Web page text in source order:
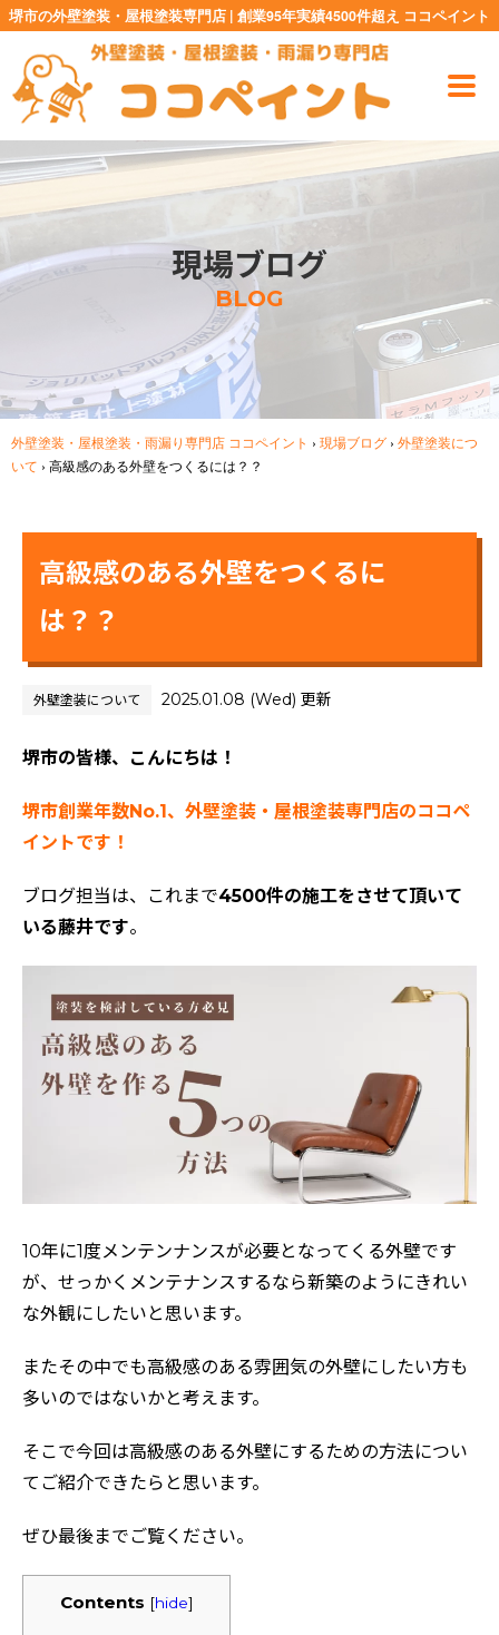
堺市の外壁塗装・屋根塗装専門店 | 創業95年実績4500件超え ココペイント
現場ブログ
BLOG
外壁塗装・屋根塗装・雨漏り専門店 ココペイント › 現場ブログ › 外壁塗装につ
いて › 高級感のある外壁をつくるには？？
高級感のある外壁をつくるに
は？？
外壁塗装について 2025.01.08 (Wed) 更新
堺市の皆様、こんにちは！
堺市創業年数No.1、外壁塗装・屋根塗装専門店のココペ
イントです！
ブログ担当は、これまで4500件の施工をさせて頂いて
いる藤井です。
10年に1度メンテンナンスが必要となってくる外壁です
が、せっかくメンテナンスするなら新築のようにきれい
な外観にしたいと思います。
またその中でも高級感のある雰囲気の外壁にしたい方も
多いのではないかと考えます。
そこで今回は高級感のある外壁にするための方法につい
てご紹介できたらと思います。
ぜひ最後までご覧ください。
Contents [hide]